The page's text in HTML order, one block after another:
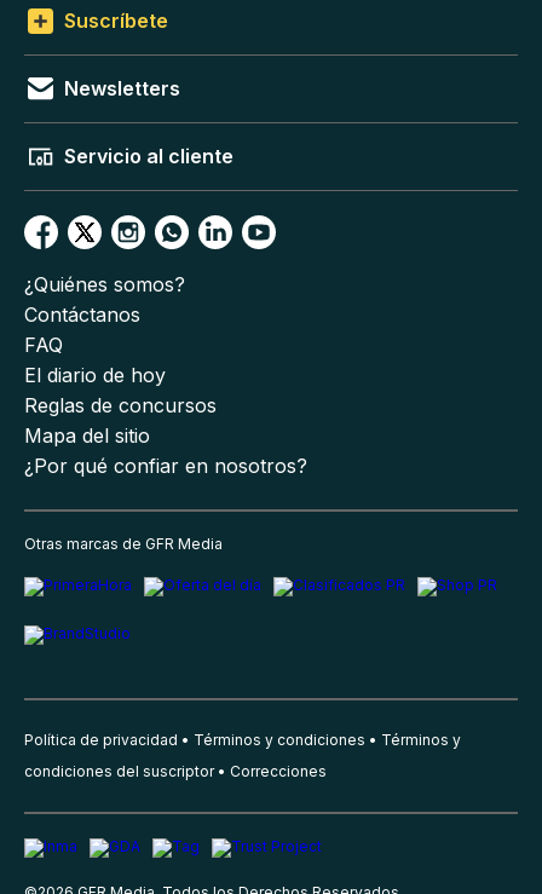
Suscríbete
Newsletters
Servicio al cliente
¿Quiénes somos?
Contáctanos
FAQ
El diario de hoy
Reglas de concursos
Mapa del sitio
¿Por qué confiar en nosotros?
Otras marcas de GFR Media
Política de privacidad Términos y condiciones
Términos y
condiciones del suscriptor
Correcciones